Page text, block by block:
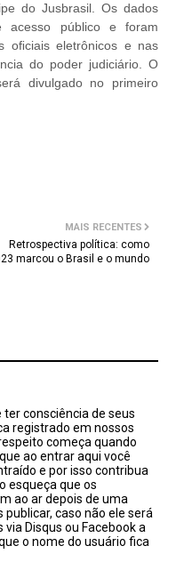
do Jusbrasil. Os dados
acesso público e foram
oﬁciais eletrônicos e nas
do poder judiciário. O
divulgado no primeiro
MAIS RECENTES
Retrospectiva política: como
marcou o Brasil e o mundo
consciência de seus
registrado em nossos
começa quando
ao entrar aqui você
e por isso contribua
esqueça que os
ao ar depois de uma
caso não ele será
Disqus ou Facebook a
o nome do usuário fica